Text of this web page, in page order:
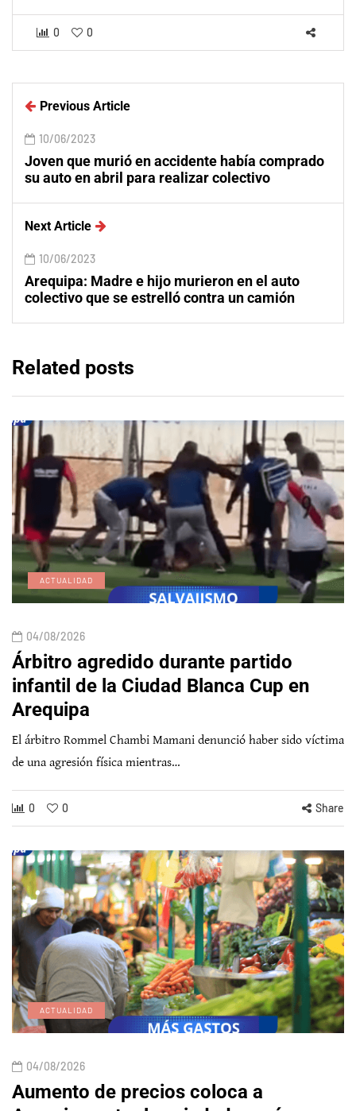
0 0
Previous Article
10/06/2023
Joven que murió en accidente había comprado
su auto en abril para realizar colectivo
Next Article
10/06/2023
Arequipa: Madre e hijo murieron en el auto
colectivo que se estrelló contra un camión
Related posts
ACTUALIDAD
04/08/2026
Árbitro agredido durante partido
infantil de la Ciudad Blanca Cup en
Arequipa
El árbitro Rommel Chambi Mamani denunció haber sido víctima
de una agresión física mientras…
0 0 Share
ACTUALIDAD
04/08/2026
Aumento de precios coloca a